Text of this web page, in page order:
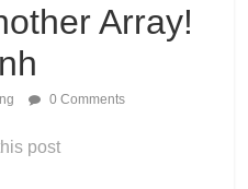
Array!
0 Comments
post